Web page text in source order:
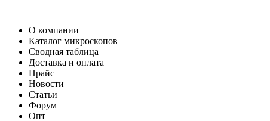
О компании
Каталог микроскопов
Сводная таблица
Доставка и оплата
Прайс
Новости
Статьи
Форум
Опт